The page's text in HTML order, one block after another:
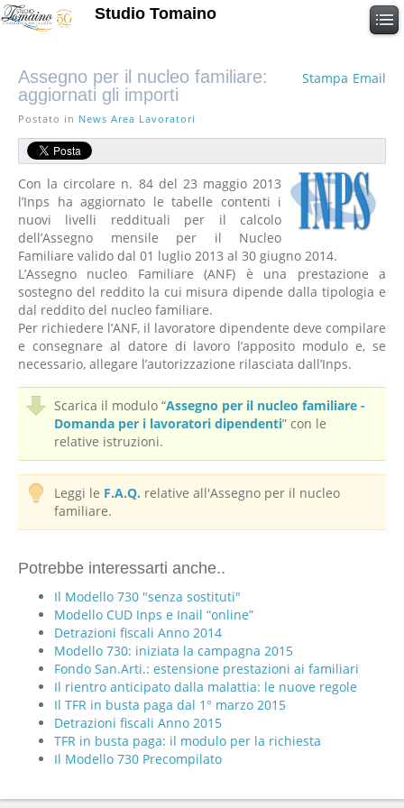
Studio Tomaino
Email
Stampa
Assegno per il nucleo familiare:
aggiornati gli importi
Postato in News Area Lavoratori
Con la circolare n. 84 del 23 maggio 2013
l’Inps ha aggiornato le tabelle contenti i
nuovi livelli reddituali per il calcolo
dell’Assegno mensile per il Nucleo
Familiare valido dal 01 luglio 2013 al 30 giugno 2014.
L’Assegno nucleo Familiare (ANF) è una prestazione a
sostegno del reddito la cui misura dipende dalla tipologia e
dal reddito del nucleo familiare.
Per richiedere l’ANF, il lavoratore dipendente deve compilare
e consegnare al datore di lavoro l’apposito modulo e, se
necessario, allegare l’autorizzazione rilasciata dall’Inps.
Scarica il modulo “Assegno per il nucleo familiare -
Domanda per i lavoratori dipendenti” con le
relative istruzioni.
Leggi le F.A.Q. relative all'Assegno per il nucleo
familiare.
Potrebbe interessarti anche..
Il Modello 730 "senza sostituti"
Modello CUD Inps e Inail “online”
Detrazioni fiscali Anno 2014
Modello 730: iniziata la campagna 2015
Fondo San.Arti.: estensione prestazioni ai familiari
Il rientro anticipato dalla malattia: le nuove regole
Il TFR in busta paga dal 1° marzo 2015
Detrazioni fiscali Anno 2015
TFR in busta paga: il modulo per la richiesta
Il Modello 730 Precompilato